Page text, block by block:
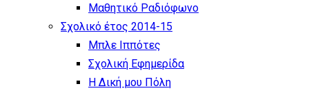
Μαθητικό Ραδιόφωνο
Σχολικό έτος 2014-15
Μπλε Ιππότες
Σχολική Εφημερίδα
Η Δική μου Πόλη